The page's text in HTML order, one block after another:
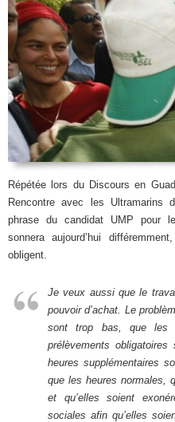
Répétée lors du Discours en
Rencontre avec les Ultramarins
phrase du candidat UMP pour
sonnera aujourd’hui
obligent.
Je veux aussi que le
pouvoir d’achat. Le
sont trop bas, que les
prélèvements
heures supplémentaires
que les heures normales,
et qu’elles soient
sociales afin qu’elles